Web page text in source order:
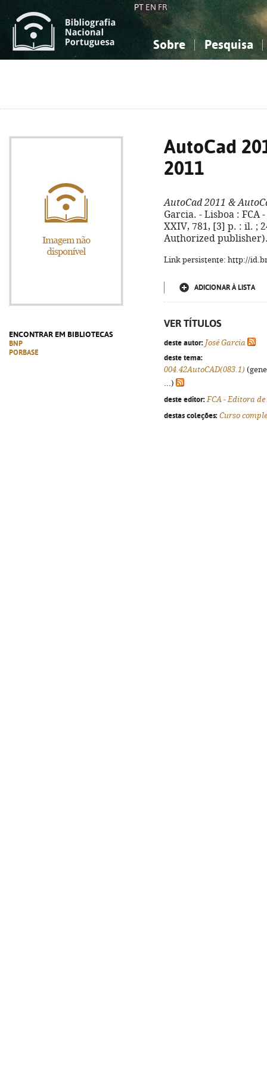
PT EN FR
Sobre Pesquisa
ENCONTRAR EM BIBLIOTECAS
BNP
PORBASE
AutoCad
2011
AutoCad 2011 &
Garcia. - Lisboa :
XXIV, 781, [3] p. : il. ;
Authorized publisher).
Link persistente: http://
ADICIONAR À LISTA
VER TÍTULOS
deste autor: José Garcia
deste tema:
004.42AutoCAD(083.1)
...)
deste editor: FCA - Editora
destas coleções: Curso